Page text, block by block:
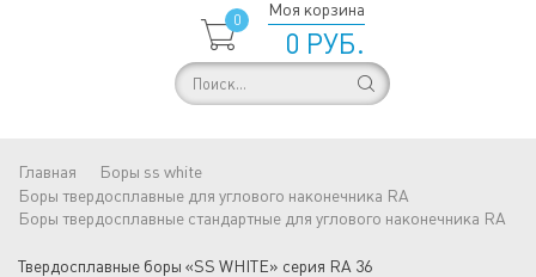
0
Моя корзина
0 РУБ.
Главная
Боры ss white
Боры твердосплавные для углового наконечника RA
Боры твердосплавные стандартные для углового наконечника RA
Твердосплавные боры «SS WHITE» серия RA 36